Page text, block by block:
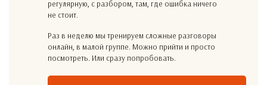
регулярную, с разбором, там, где ошибка ничего
не стоит.
Раз в неделю мы тренируем сложные разговоры
онлайн, в малой группе. Можно прийти и просто
посмотреть. Или сразу попробовать.